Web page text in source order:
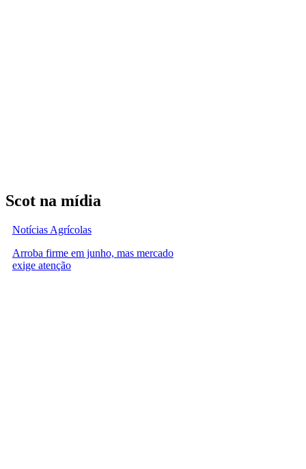
Scot na mídia
Notícias Agrícolas
Arroba firme em junho, mas mercado
exige atenção